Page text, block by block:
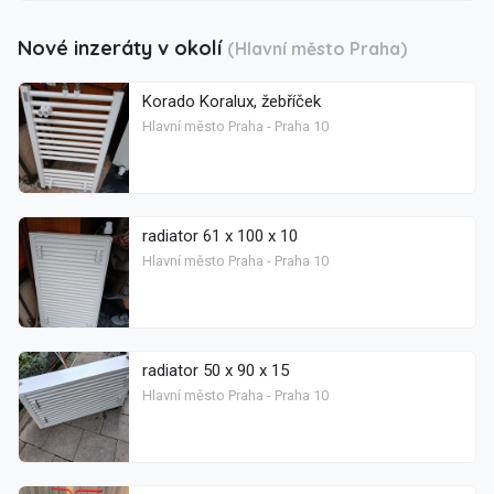
Nové inzeráty v okolí (Hlavní město Praha)
Korado Koralux, žebříček
Hlavní město Praha - Praha 10
radiator 61 x 100 x 10
Hlavní město Praha - Praha 10
radiator 50 x 90 x 15
Hlavní město Praha - Praha 10